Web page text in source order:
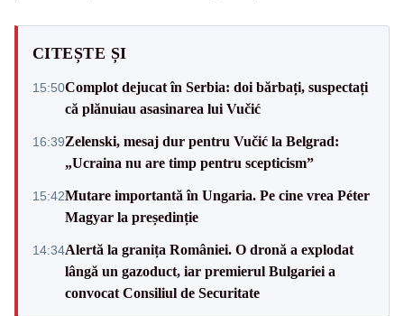
CITEȘTE ȘI
15:50Complot dejucat în Serbia: doi bărbați, suspectați
că plănuiau asasinarea lui Vučić
16:39Zelenski, mesaj dur pentru Vučić la Belgrad:
„Ucraina nu are timp pentru scepticism”
15:42Mutare importantă în Ungaria. Pe cine vrea Péter
Magyar la președinție
14:34Alertă la granița României. O dronă a explodat
lângă un gazoduct, iar premierul Bulgariei a
convocat Consiliul de Securitate